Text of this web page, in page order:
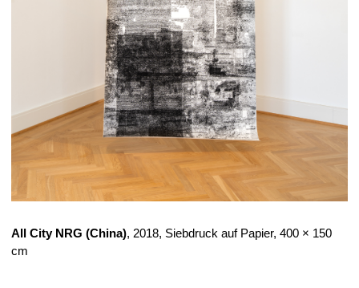
All City NRG (China), 2018, Siebdruck auf Papier, 400 × 150
cm